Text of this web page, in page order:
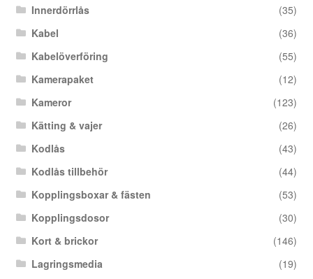
Innerdörrlås
(35)
Kabel
(36)
Kabelöverföring
(55)
Kamerapaket
(12)
Kameror
(123)
Kätting & vajer
(26)
Kodlås
(43)
Kodlås tillbehör
(44)
Kopplingsboxar & fästen
(53)
Kopplingsdosor
(30)
Kort & brickor
(146)
Lagringsmedia
(19)